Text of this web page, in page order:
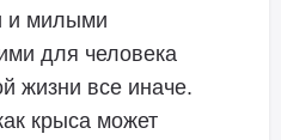
и милыми
для человека
жизни все иначе.
крыса может